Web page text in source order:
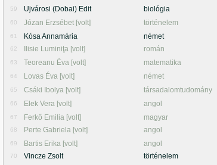
59 Ujvárosi (Dobai) Edit biológia
60 Józan Erzsébet [volt] történelem
61 Kósa Annamária német
62 Ilisie Luminiţa [volt] román
63 Teoreanu Éva [volt] matematika
64 Lovas Éva [volt] német
65 Csáki Ibolya [volt] társadalomtudomány
66 Elek Vera [volt] angol
67 Ferkő Emilia [volt] magyar
68 Perte Gabriela [volt] angol
69 Bartis Erika [volt] angol
70 Vincze Zsolt történelem